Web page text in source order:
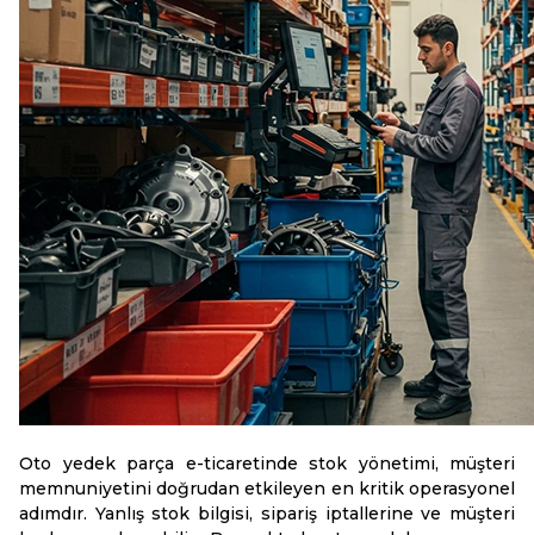
Oto yedek parça e-ticaretinde stok yönetimi, müşteri
memnuniyetini doğrudan etkileyen en kritik operasyonel
adımdır. Yanlış stok bilgisi, sipariş iptallerine ve müşteri